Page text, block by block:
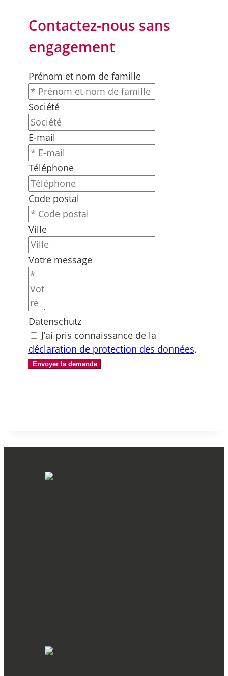
Contactez-nous sans
engagement
Prénom et nom de famille
Société
E-mail
Téléphone
Code postal
Ville
Votre message
Datenschutz
J’ai pris connaissance de la
déclaration de protection des données.
Envoyer la demande